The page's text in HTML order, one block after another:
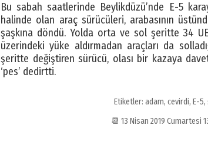
Bu sabah saatlerinde Beylikdüzü’nde E-5
halinde olan araç sürücüleri, arabasının
şaşkına döndü. Yolda orta ve sol şeritte 34
üzerindeki yüke aldırmadan araçları da
şeritte değiştiren sürücü, olası bir kazaya
‘pes’ dedirtti.
Etiketler: adam, cevirdi, E-5,
📆 13 Nisan 2019